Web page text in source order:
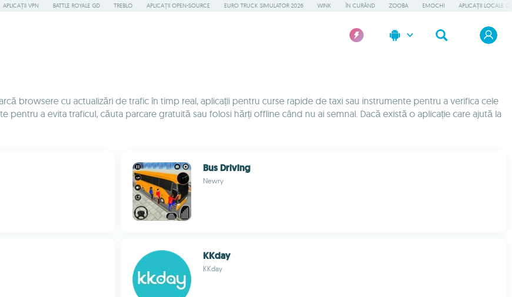
APLICAȚII VPN BATTLE ROYALE GD TREBLO APLICAȚII OPEN-SOURCE EURO TRUCK SIMULATOR 2026 WINK ÎN CURÂND ZOOBA EMOCHI APLICAȚII LOCALE
browsere cu actualizări de trafic în timp real, aplicații pentru curse rapide de taxi sau instrumente pentru a verifica cele
a evita traficul, căuta parcare gratuită sau folosi hărți offline când nu ai semnal. Dacă există o aplicație care ajută la
Bus Driving
Newry
KKday
KKday